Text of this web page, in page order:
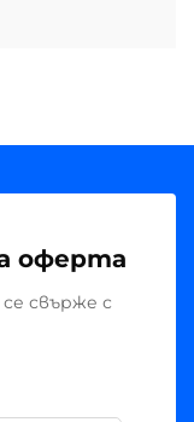
оферта
свърже с